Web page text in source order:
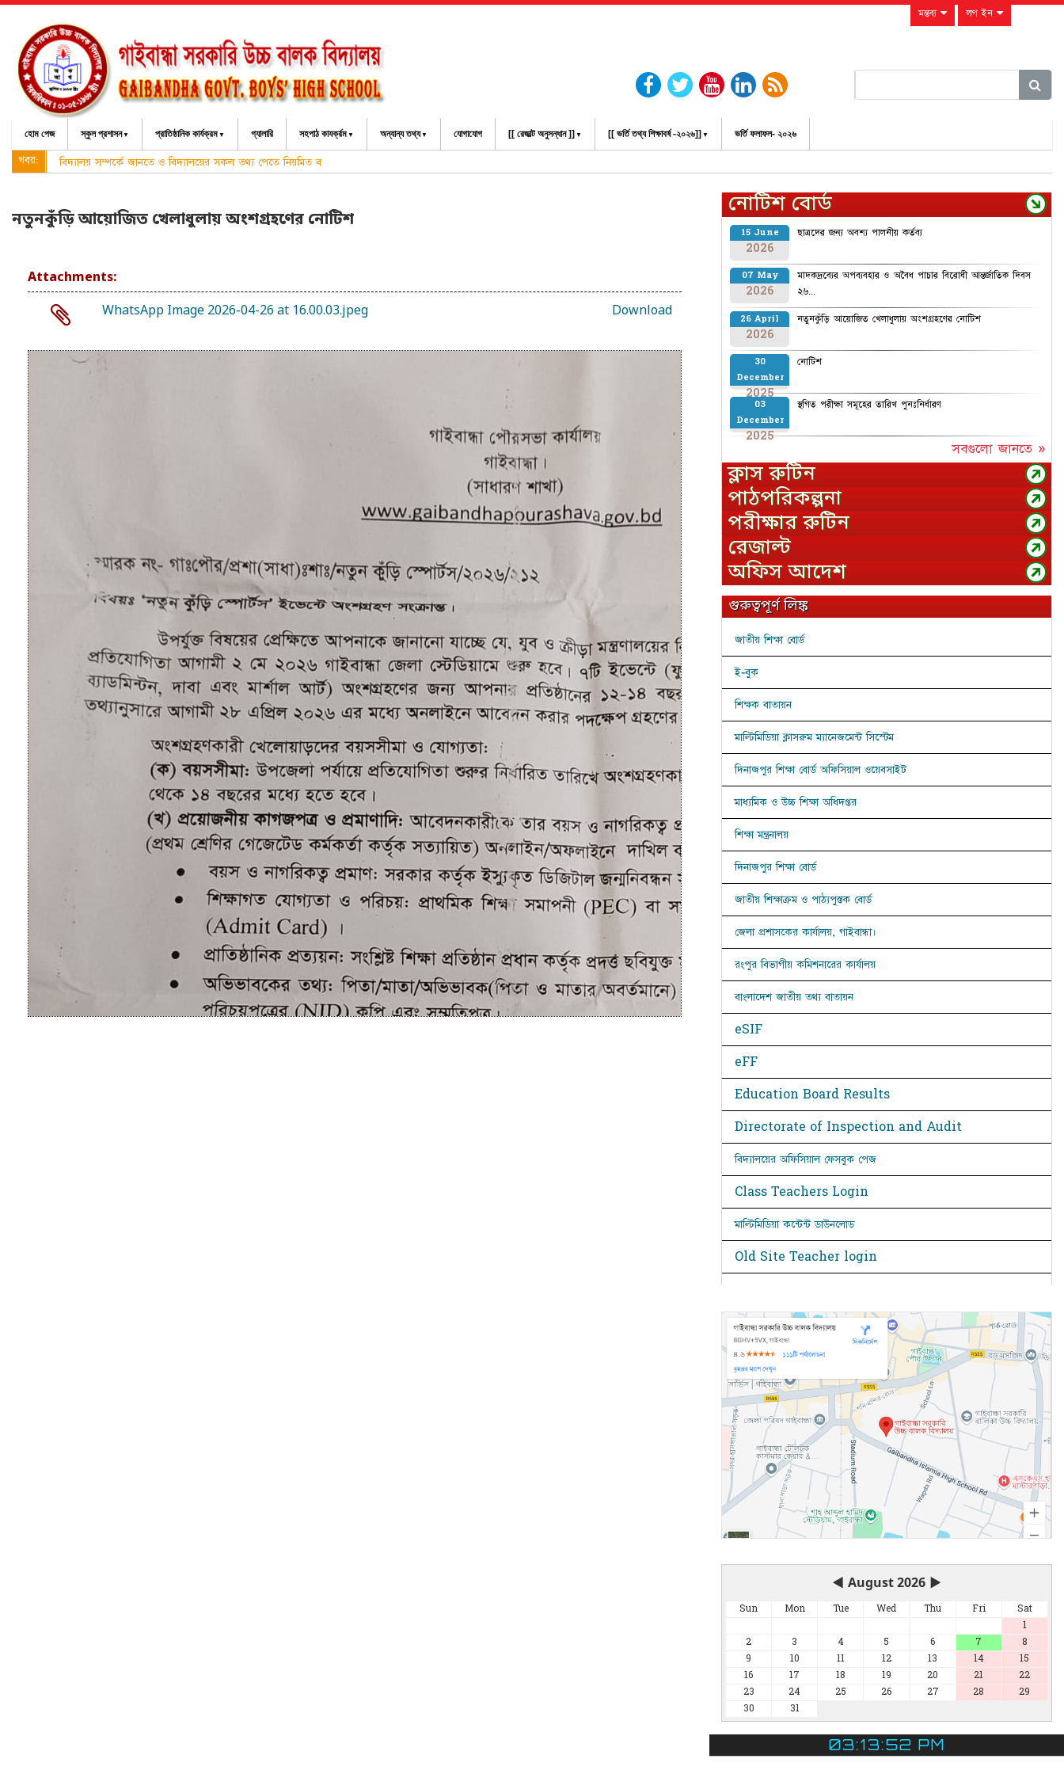
মন্তব্য লগ ইন
হোম পেজ স্কুল প্রশাসন প্রাতিষ্ঠানিক কার্যক্রম গ্যালারি সহপাঠ কাযর্ক্রম অন্যান্য তথ্য যোগাযোগ [[ রেজাল্ট অনুসন্ধান ]] [[ ভর্তি তথ্য শিক্ষাবর্ষ -২০২৬]] ভর্তি ফলাফল- ২০২৬
খবর: বিদ্যালয় সম্পর্কে জানতে ও বিদ্যালয়ের সকল তথ্য পেতে নিয়মিত বিদ্যালয়ের ওয়ে
নতুনকুঁড়ি আয়োজিত খেলাধুলায় অংশগ্রহণের নোটিশ
Attachments:
WhatsApp Image 2026-04-26 at 16.00.03.jpeg
Download
নোটিশ বোর্ড
15 June
2026
ছাত্রদের জন্য অবশ্য পালনীয় কর্তব্য
07 May
2026
মাদকদ্রব্যের অপব্যবহার ও অবৈধ পাচার বিরোধী আন্তর্জাতিক দিবস
২৬...
26 April
2026
নতুনকুঁড়ি আয়োজিত খেলাধুলায় অংশগ্রহণের নোটিশ
30
December
2025
নোটিশ
03
December
2025
স্থগিত পরীক্ষা সমূহের তারিখ পুনঃনির্ধারণ
সবগুলো জানতে »
ক্লাস রুটিন
পাঠপরিকল্পনা
পরীক্ষার রুটিন
রেজাল্ট
অফিস আদেশ
গুরুত্বপূর্ণ লিঙ্ক
জাতীয় শিক্ষা বোর্ড
ই-বুক
শিক্ষক বাতায়ন
মাল্টিমিডিয়া ক্লাসরুম ম্যানেজমেন্ট সিস্টেম
দিনাজপুর শিক্ষা বোর্ড অফিসিয়াল ওয়েবসাইট
মাধ্যমিক ও উচ্চ শিক্ষা অধিদপ্তর
শিক্ষা মন্ত্রনালয়
দিনাজপুর শিক্ষা বোর্ড
জাতীয় শিক্ষাক্রম ও পাঠ্যপুস্তক বোর্ড
জেলা প্রশাসকের কার্যালয়, গাইবান্ধা।
রংপুর বিভাগীয় কমিশনারের কার্যালয়
বাংলাদেশ জাতীয় তথ্য বাতায়ন
eSIF
eFF
Education Board Results
Directorate of Inspection and Audit
বিদ্যালয়ের অফিসিয়াল ফেসবুক পেজ
Class Teachers Login
মাল্টিমিডিয়া কন্টেন্ট ডাউনলোড
Old Site Teacher login
◀ August 2026 ▶
Sun Mon Tue Wed Thu Fri
Sat
1
2
3 4 5 6 7
8
9
10 11 12 13 14
15
16
17 18 19 20 21
22
23
24 25 26 27 28
29
30
31
03:13:52 PM